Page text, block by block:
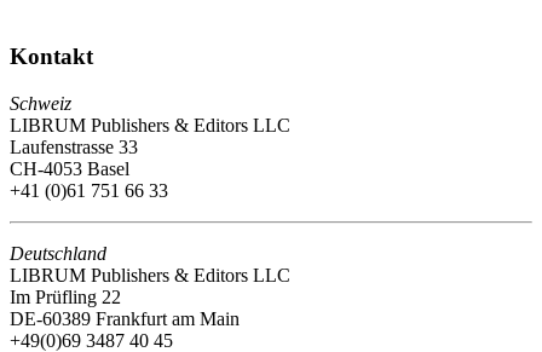
Kontakt
Schweiz
LIBRUM Publishers & Editors LLC
Laufenstrasse 33
CH-4053 Basel
+41 (0)61 751 66 33
Deutschland
LIBRUM Publishers & Editors LLC
Im Prüfling 22
DE-60389 Frankfurt am Main
+49(0)69 3487 40 45